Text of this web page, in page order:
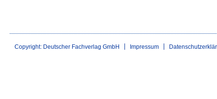
Copyright: Deutscher Fachverlag GmbH Impressum